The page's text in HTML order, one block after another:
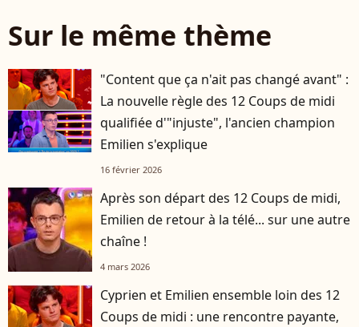
Sur le même thème
"Content que ça n'ait pas changé avant" :
La nouvelle règle des 12 Coups de midi
qualifiée d'"injuste", l'ancien champion
Emilien s'explique
16 février 2026
Après son départ des 12 Coups de midi,
Emilien de retour à la télé... sur une autre
chaîne !
4 mars 2026
Cyprien et Emilien ensemble loin des 12
Coups de midi : une rencontre payante,